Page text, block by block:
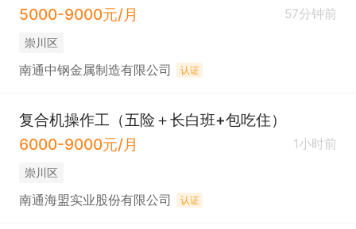
5000-9000元/月
57分钟前
崇川区
南通中钢金属制造有限公司 认证
复合机操作工（五险＋长白班+包吃住）
6000-9000元/月
1小时前
崇川区
南通海盟实业股份有限公司 认证